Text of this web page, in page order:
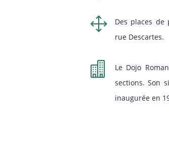
1
Des places
rue Descartes.

Le Dojo
sections. Son
inaugurée en